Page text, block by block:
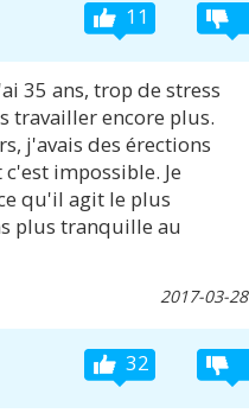
11
35 ans, trop de stress
travailler encore plus.
j'avais des érections
impossible. Je
qu'il agit le plus
plus tranquille au
2017-03-28
32